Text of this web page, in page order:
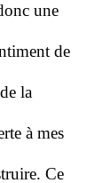
une
de
la
à mes
Ce